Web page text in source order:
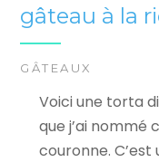
gâteau à la
GÂTEAUX
Voici une torta
que j’ai
couronne.